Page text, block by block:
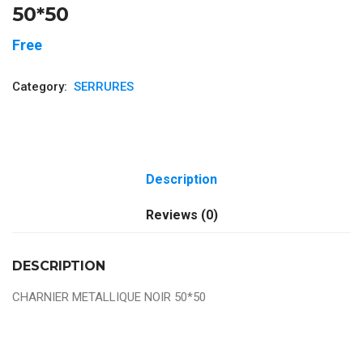
50*50
Free
Category: SERRURES
Description
Reviews (0)
DESCRIPTION
CHARNIER METALLIQUE NOIR 50*50